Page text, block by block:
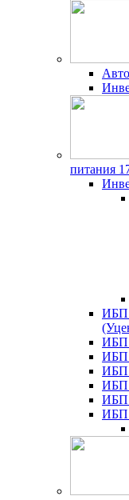
питания
ИБП
ИБП
ИБП
ИБП
ИБП
ИБП
ИБП